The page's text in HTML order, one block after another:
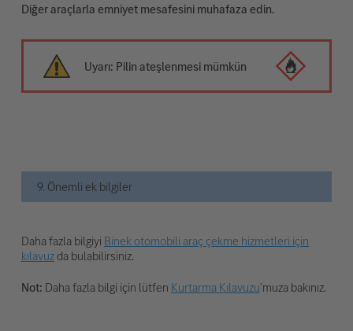
Diğer araçlarla emniyet mesafesini muhafaza edin.
Uyarı: Pilin ateşlenmesi mümkün
9. Önemli ek bilgiler
Daha fazla bilgiyi Binek otomobili araç çekme hizmetleri için
kılavuzda bulabilirsiniz.
Not: Daha fazla bilgi için lütfen Kurtarma Kılavuzu'muza bakınız.